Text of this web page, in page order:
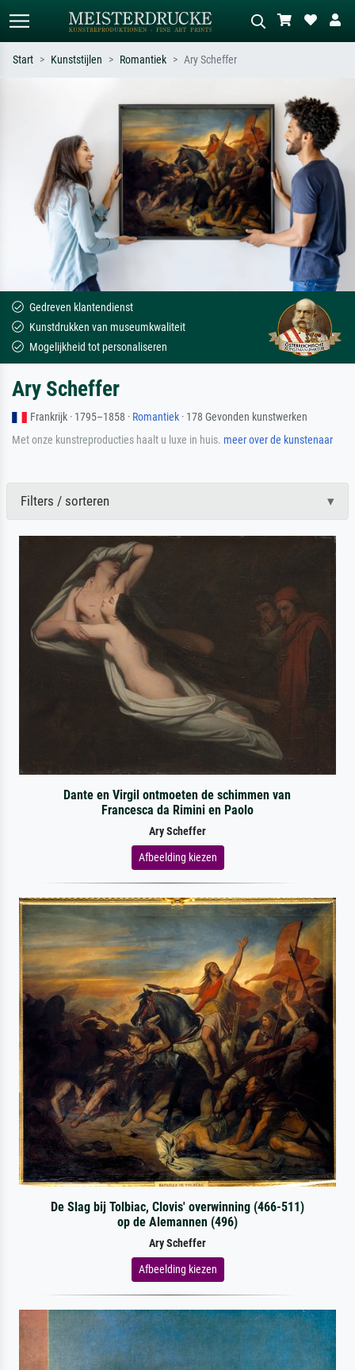
Zoek op kunstenaar, titel of stijl – bijv.
Monet, Sterrennacht, impressionisme,
Hokusai-golf, naakt.
Beschrijf de scène – bijv. groene
weide, abstract met veel rood, donker
olieverfschilderij, staand naakt naast
een boom.
Start Kunststijlen Romantiek Ary Scheffer
Gedreven klantendienst
Kunstdrukken van museumkwaliteit
Mogelijkheid tot personaliseren
Ary Scheffer
Frankrijk · 1795–1858 · Romantiek · 178 Gevonden kunstwerken
Met onze kunstreproducties haalt u luxe in huis. meer over de kunstenaar
Filters / sorteren
Dante en Virgil ontmoeten de schimmen van
Francesca da Rimini en Paolo
Ary Scheffer
Afbeelding kiezen
De Slag bij Tolbiac, Clovis' overwinning (466-511)
op de Alemannen (496)
Ary Scheffer
Afbeelding kiezen